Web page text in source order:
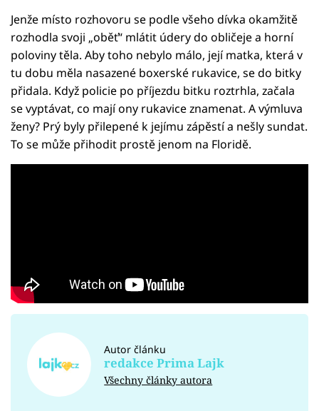
Jenže místo rozhovoru se podle všeho dívka okamžitě
rozhodla svoji „oběť“ mlátit údery do obličeje a horní
poloviny těla. Aby toho nebylo málo, její matka, která v
tu dobu měla nasazené boxerské rukavice, se do bitky
přidala. Když policie po příjezdu bitku roztrhla, začala
se vyptávat, co mají ony rukavice znamenat. A výmluva
ženy? Prý byly přilepené k jejímu zápěstí a nešly sundat.
To se může přihodit prostě jenom na Floridě.
Autor článku
redakce Prima Lajk
Všechny články autora